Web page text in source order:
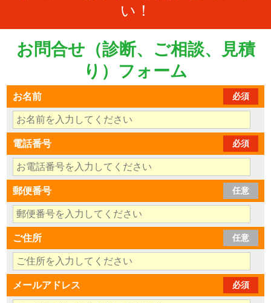
い！
お問合せ（診断、ご相談、見積
り）フォーム
お名前 必須
電話番号 必須
郵便番号 任意
ご住所 任意
メールアドレス 必須